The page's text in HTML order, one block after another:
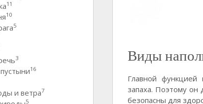
Виды
Главной функцией
запаха. Поэтому он
безопасны для
11
10
5
3
16
и ветра7
5